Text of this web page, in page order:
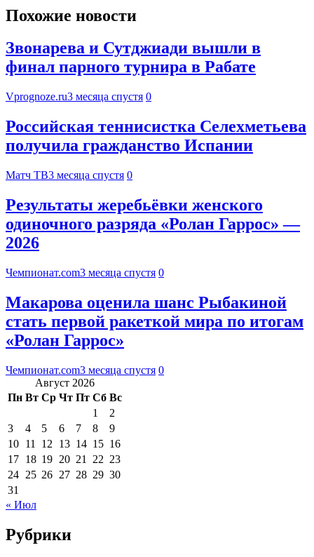
Похожие новости
Звонарева и Сутджиади вышли в
финал парного турнира в Рабате
Vprognoze.ru3 месяца спустя 0
Российская теннисистка Селехметьева
получила гражданство Испании
Матч ТВ3 месяца спустя 0
Результаты жеребьёвки женского
одиночного разряда «Ролан Гаррос» —
2026
Чемпионат.com3 месяца спустя 0
Макарова оценила шанс Рыбакиной
стать первой ракеткой мира по итогам
«Ролан Гаррос»
Чемпионат.com3 месяца спустя 0
Август 2026
Пн Вт Ср Чт Пт Сб Вс
1
2
3
4 5 6 7 8
9
10 11 12 13 14 15 16
17 18 19 20 21 22 23
24 25 26 27 28 29 30
31
« Июл
Рубрики